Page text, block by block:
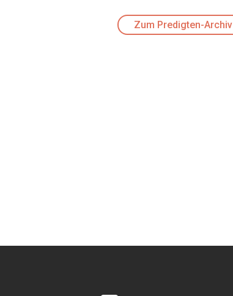
Zum Predigten-Archiv